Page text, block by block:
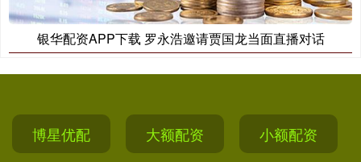
银华配资APP下载 罗永浩邀请贾国龙当面直播对话
博星优配 大额配资 小额配资